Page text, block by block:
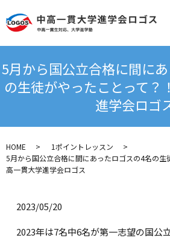
5月から国公立合格に間に
の生徒がやったことって？
進学会ロゴ
HOME
1ポイントレッスン
5月から国公立合格に間にあったロゴスの4名の生
高一貫大学進学会ロゴス
2023/05/20
2023年は7名中6名が第一志望の国公